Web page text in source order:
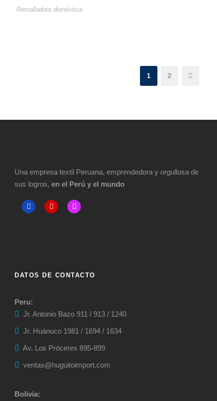
Remalladora doméstica
1 2
Una empresa textil Peruana, emprendedora y orgullosa de
sus logros, en el Perú y el mundo
DATOS DE CONTACTO
Peru:
Jr. Antonio Bazo 911 / 913 / 1240
Jr. Huánuco 1981 / 1694 / 1634
Av. Los Próceres 895-899
ventas@huguitoimport.com
Bolivia: